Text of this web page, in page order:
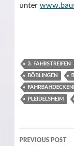
unter
3. FAHRSTREIFEN
BÖBLINGEN
PLEIDELSHEIM
Post
PREVIOUS POST